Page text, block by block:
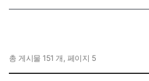
총 게시물 151 개, 페이지 5